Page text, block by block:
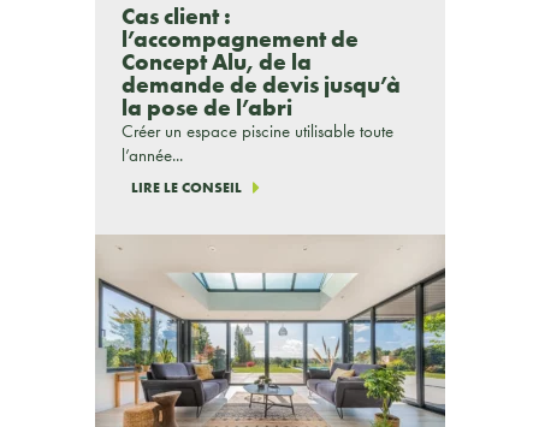
Cas client :
l’accompagnement de
Concept Alu, de la
demande de devis jusqu’à
la pose de l’abri
Créer un espace piscine utilisable toute
l’année...
LIRE LE CONSEIL